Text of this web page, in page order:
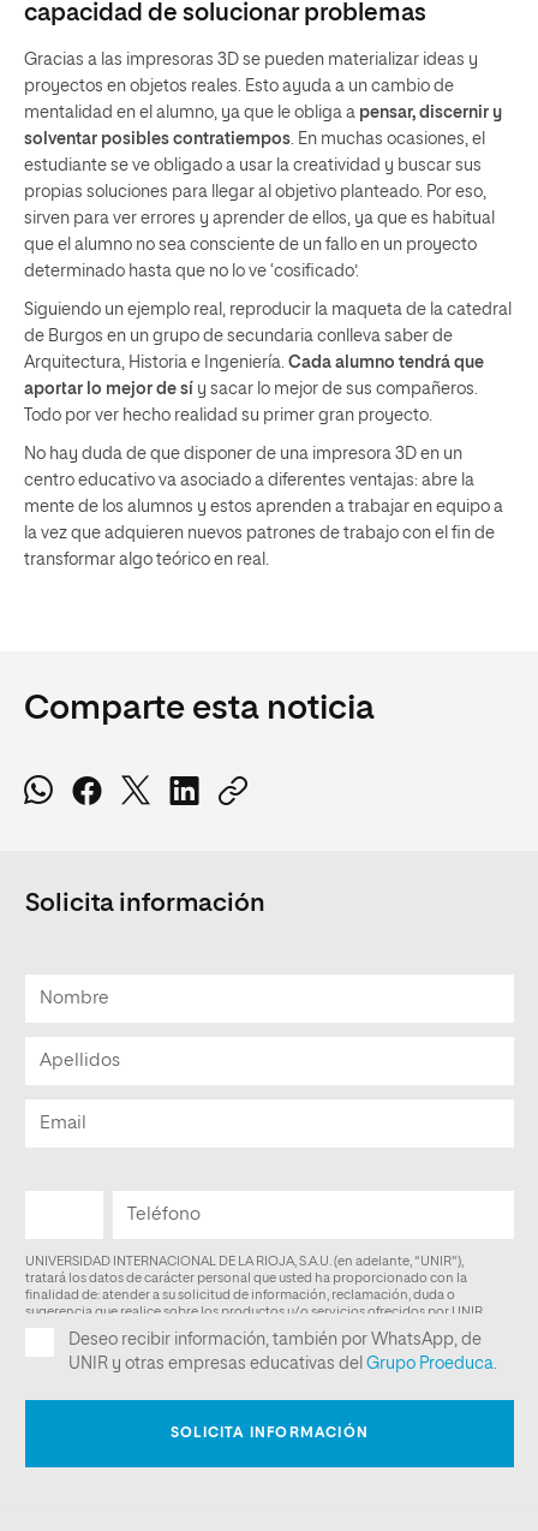
capacidad de solucionar problemas
Gracias a las impresoras 3D se pueden materializar ideas y
proyectos en objetos reales. Esto ayuda a un cambio de
mentalidad en el alumno, ya que le obliga a pensar, discernir y
solventar posibles contratiempos. En muchas ocasiones, el
estudiante se ve obligado a usar la creatividad y buscar sus
propias soluciones para llegar al objetivo planteado. Por eso,
sirven para ver errores y aprender de ellos, ya que es habitual
que el alumno no sea consciente de un fallo en un proyecto
determinado hasta que no lo ve ‘cosificado’.
Siguiendo un ejemplo real, reproducir la maqueta de la catedral
de Burgos en un grupo de secundaria conlleva saber de
Arquitectura, Historia e Ingeniería. Cada alumno tendrá que
aportar lo mejor de sí y sacar lo mejor de sus compañeros.
Todo por ver hecho realidad su primer gran proyecto.
No hay duda de que disponer de una impresora 3D en un
centro educativo va asociado a diferentes ventajas: abre la
mente de los alumnos y estos aprenden a trabajar en equipo a
la vez que adquieren nuevos patrones de trabajo con el fin de
transformar algo teórico en real.
Comparte esta noticia
Solicita información